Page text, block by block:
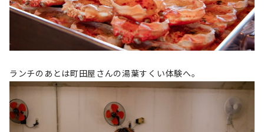
ランチのあとは町田屋さんの湯葉すくい体験へ。